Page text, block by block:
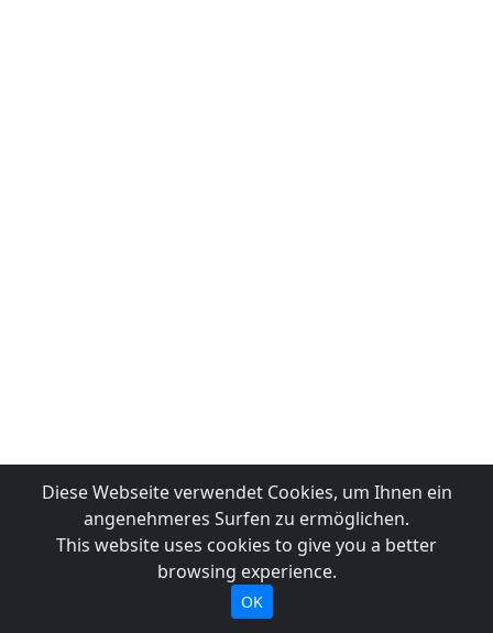
Diese Webseite verwendet Cookies, um Ihnen ein
angenehmeres Surfen zu ermöglichen.
This website uses cookies to give you a better
browsing experience.
OK